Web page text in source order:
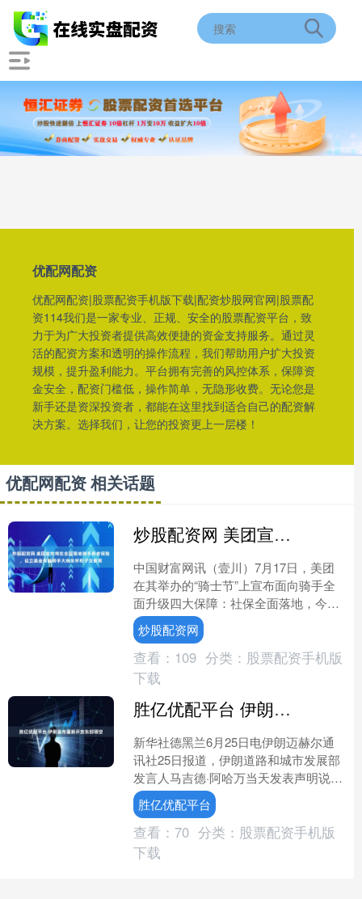
优配网配资
优配网配资|股票配资手机版下载|配资炒股网官网|股票配
资114我们是一家专业、正规、安全的股票配资平台，致
力于为广大投资者提供高效便捷的资金支持服务。通过灵
活的配资方案和透明的操作流程，我们帮助用户扩大投资
规模，提升盈利能力。平台拥有完善的风控体系，保障资
金安全，配资门槛低，操作简单，无隐形收费。无论您是
新手还是资深投资者，都能在这里找到适合自己的配资解
决方案。选择我们，让您的投资更上一层楼！
优配网配资 相关话题
炒股配资网 美团宣布将在全国落地骑手养老保险，设立基金保障骑手大病关怀和子女教育
中国财富网讯（壹川）7月17日，美团
在其举办的“骑士节”上宣布面向骑手全
面升级四大保障：社保全面落地，今年
年底养老保险补贴将推广全国，预计覆
盖超过百万骑手，骑手....
炒股配资网
查看： 109 分类： 股票配资手机版
下载
胜亿优配平台 伊朗宣布重新开放东部领空
新华社德黑兰6月25日电伊朗迈赫尔通
讯社25日报道，伊朗道路和城市发展部
发言人马吉德·阿哈万当天发表声明说，
伊朗东部空域已重新开放，允许国际过
境航班以及从伊朗东....
胜亿优配平台
查看： 70 分类： 股票配资手机版
下载